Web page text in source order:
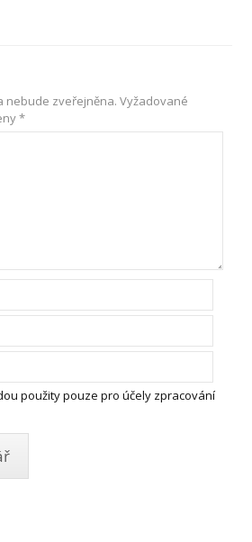
nebude zveřejněna. Vyžadované
*
použity pouze pro účely zpracování